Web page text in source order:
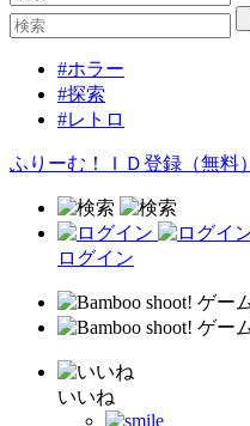
#ホラー
#探索
#レトロ
ふりーむ！ＩＤ登録（無料）
ログイン
いいね